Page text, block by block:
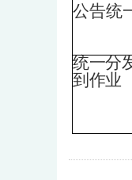
公告统
统一分
到作业